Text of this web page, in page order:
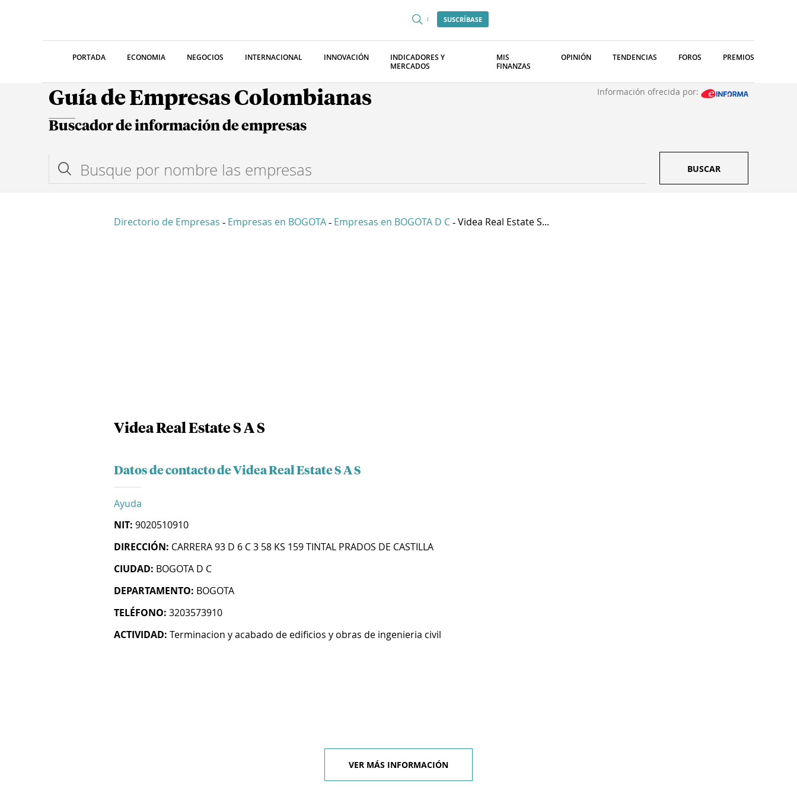
SUSCRÍBASE
PORTADA ECONOMIA NEGOCIOS INTERNACIONAL INNOVACIÓN
INDICADORES Y
MERCADOS
MIS
FINANZAS
OPINIÓN TENDENCIAS FOROS PREMIOS
Guía de Empresas Colombianas Información ofrecida por:
Buscador de información de empresas
BUSCAR
Directorio de Empresas - Empresas en BOGOTA - Empresas en BOGOTA D C - Videa Real Estate S...
Videa Real Estate S A S
Datos de contacto de Videa Real Estate S A S
Ayuda
NIT: 9020510910
DIRECCIÓN: CARRERA 93 D 6 C 3 58 KS 159 TINTAL PRADOS DE CASTILLA
CIUDAD: BOGOTA D C
DEPARTAMENTO: BOGOTA
TELÉFONO: 3203573910
ACTIVIDAD: Terminacion y acabado de edificios y obras de ingenieria civil
VER MÁS INFORMACIÓN